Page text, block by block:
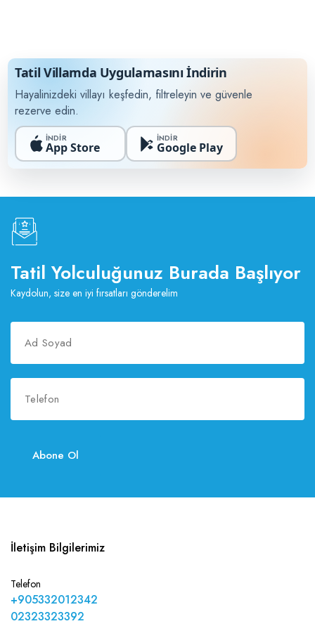
Tatil Villamda Uygulamasını İndirin
Hayalinizdeki villayı keşfedin, filtreleyin ve güvenle
rezerve edin.
İNDİR
App Store
İNDİR
Google Play
Tatil Yolculuğunuz Burada Başlıyor
Kaydolun, size en iyi fırsatları gönderelim
Abone Ol
İletişim Bilgilerimiz
Telefon
+905332012342
02323323392